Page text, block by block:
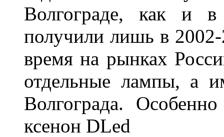
Волгограде, как и
получили лишь в
время на рынках
отдельные лампы, а
Волгограда.
ксенон DLed